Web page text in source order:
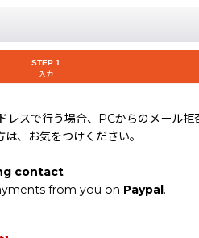
STEP 1
入力
レスで行う場合、PCからのメール
は、お気をつけください。
contact
from you on Paypal.